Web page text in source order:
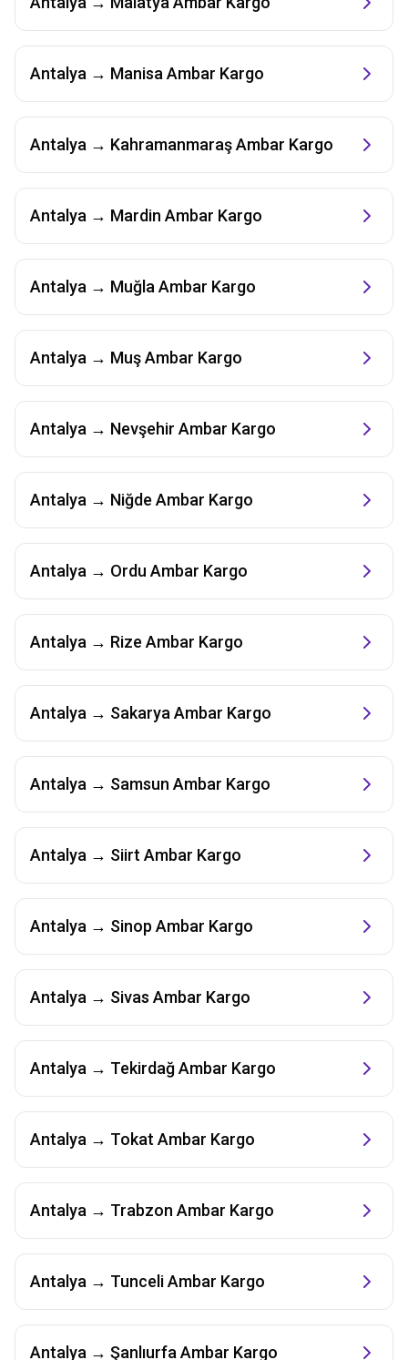
Antalya → Manisa Ambar Kargo
Antalya → KahramanmaraşAmbar Kargo
Antalya → Mardin Ambar Kargo
Antalya → Muğla Ambar Kargo
Antalya → MuşAmbar Kargo
Antalya → Nevşehir Ambar Kargo
Antalya → Niğde Ambar Kargo
Antalya → Ordu Ambar Kargo
Antalya → Rize Ambar Kargo
Antalya → Sakarya Ambar Kargo
Antalya → Samsun Ambar Kargo
Antalya → Siirt Ambar Kargo
Antalya → Sinop Ambar Kargo
Antalya → Sivas Ambar Kargo
Antalya → TekirdağAmbar Kargo
Antalya → Tokat Ambar Kargo
Antalya → Trabzon Ambar Kargo
Antalya → TunceliAmbar Kargo
Antalya → Şanlıurfa Ambar Kargo